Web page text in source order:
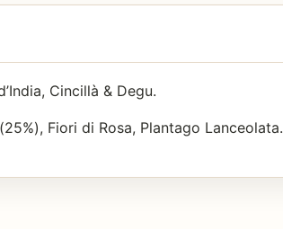
Cincillà & Degu.
Fiori di Rosa, Plantago Lanceolata.